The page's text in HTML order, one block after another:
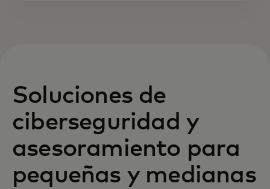
Soluciones de
ciberseguridad y
asesoramiento para
pequeñas y medianas